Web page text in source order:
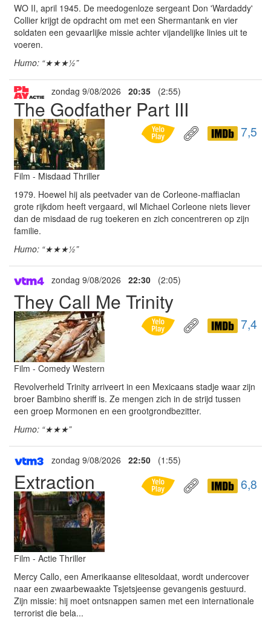
WO II, april 1945. De meedogenloze sergeant Don 'Wardaddy'
Collier krijgt de opdracht om met een Shermantank en vier
soldaten een gevaarlijke missie achter vijandelijke linies uit te
voeren.
Humo: “★★★½”
zondag 9/08/2026 20:35 (2:55)
The Godfather Part III
7,5
Film - Misdaad Thriller
1979. Hoewel hij als peetvader van de Corleone-maffiaclan
grote rijkdom heeft vergaard, wil Michael Corleone niets liever
dan de misdaad de rug toekeren en zich concentreren op zijn
familie.
Humo: “★★★½”
zondag 9/08/2026 22:30 (2:05)
They Call Me Trinity
7,4
Film - Comedy Western
Revolverheld Trinity arriveert in een Mexicaans stadje waar zijn
broer Bambino sheriff is. Ze mengen zich in de strijd tussen
een groep Mormonen en een grootgrondbezitter.
Humo: “★★★”
zondag 9/08/2026 22:50 (1:55)
Extraction 6,8
Film - Actie Thriller
Mercy Callo, een Amerikaanse elitesoldaat, wordt undercover
naar een zwaarbewaakte Tsjetsjeense gevangenis gestuurd.
Zijn missie: hij moet ontsnappen samen met een internationale
terrorist die bela...